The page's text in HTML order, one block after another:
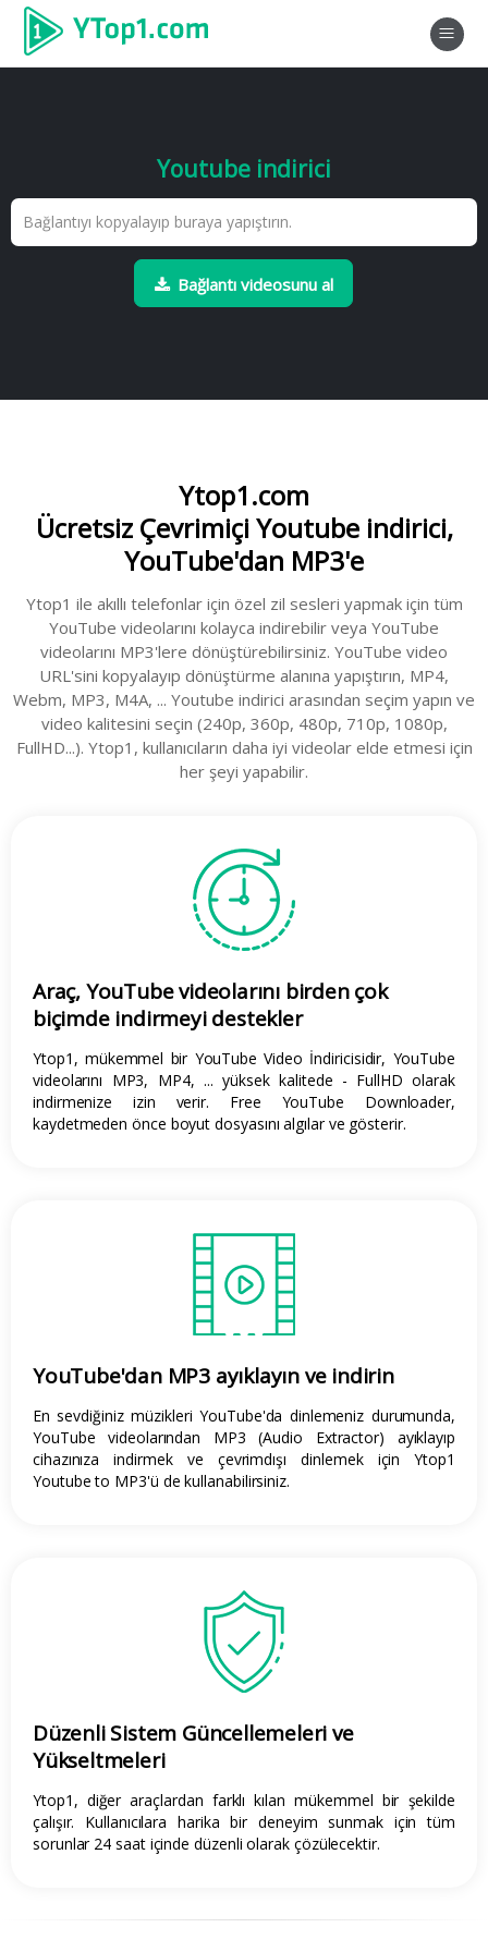
Youtube indirici
Bağlantı videosunu al
Ytop1.com
Ücretsiz Çevrimiçi Youtube indirici,
YouTube'dan MP3'e
Ytop1 ile akıllı telefonlar için özel zil sesleri yapmak için tüm
YouTube videolarını kolayca indirebilir veya YouTube
videolarını MP3'lere dönüştürebilirsiniz. YouTube video
URL'sini kopyalayıp dönüştürme alanına yapıştırın, MP4,
Webm, MP3, M4A, ... Youtube indirici arasından seçim yapın ve
video kalitesini seçin (240p, 360p, 480p, 710p, 1080p,
FullHD...). Ytop1, kullanıcıların daha iyi videolar elde etmesi için
her şeyi yapabilir.
Araç, YouTube videolarını birden çok
biçimde indirmeyi destekler
Ytop1, mükemmel bir YouTube Video İndiricisidir, YouTube
videolarını MP3, MP4, ... yüksek kalitede - FullHD olarak
indirmenize izin verir. Free YouTube Downloader,
kaydetmeden önce boyut dosyasını algılar ve gösterir.
YouTube'dan MP3 ayıklayın ve indirin
En sevdiğiniz müzikleri YouTube'da dinlemeniz durumunda,
YouTube videolarından MP3 (Audio Extractor) ayıklayıp
cihazınıza indirmek ve çevrimdışı dinlemek için Ytop1
Youtube to MP3'ü de kullanabilirsiniz.
Düzenli Sistem Güncellemeleri ve
Yükseltmeleri
Ytop1, diğer araçlardan farklı kılan mükemmel bir şekilde
çalışır. Kullanıcılara harika bir deneyim sunmak için tüm
sorunlar 24 saat içinde düzenli olarak çözülecektir.